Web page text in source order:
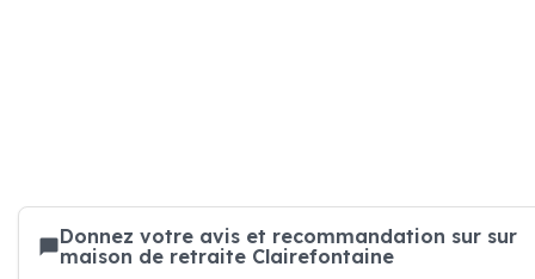
Donnez votre avis et recommandation sur sur
maison de retraite Clairefontaine